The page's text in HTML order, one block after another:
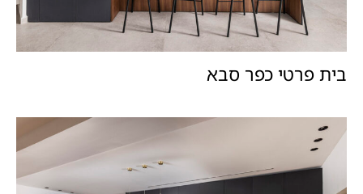
בית פרטי כפר סבא